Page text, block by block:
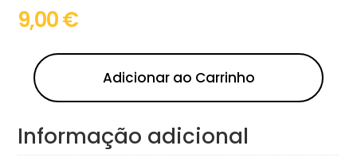
9,00€
Adicionar ao Carrinho
Informação adicional